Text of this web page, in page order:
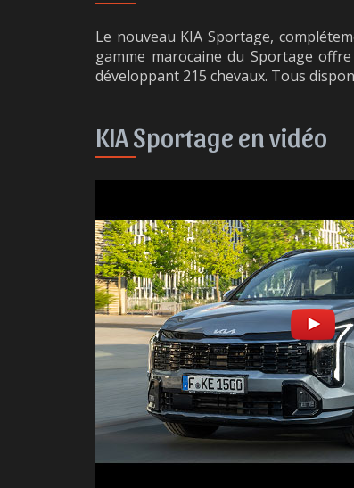
Le nouveau KIA Sportage,
gamme marocaine du Sportage
développant 215 chevaux. Tous
KIA Sportage en vidéo